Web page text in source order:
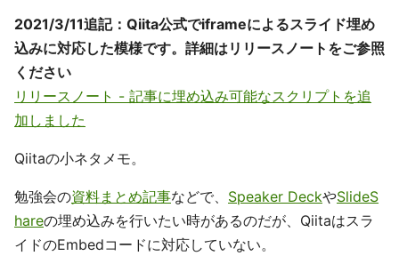
2021/3/11追記：Qiita公式でiframeによるスライド埋め
込みに対応した模様です。詳細はリリースノートをご参照
ください
リリースノート - 記事に埋め込み可能なスクリプトを追
加しました
Qiitaの小ネタメモ。
勉強会の資料まとめ記事などで、 Speaker DeckやSlideS
hareの埋め込みを行いたい時があるのだが、Qiitaはスラ
イドのEmbedコードに対応していない。